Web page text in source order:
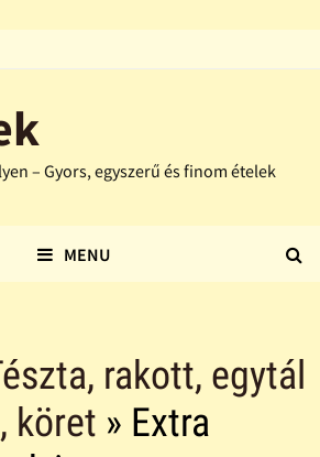
– Gyors, egyszerű és finom ételek
MENU
rakott, egytál
köret » Extra